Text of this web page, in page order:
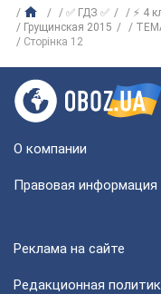
✅ ГДЗ ✅ ⚡ 4
Грущинская 2015
Сторінка 12
О компании
Правовая информация
Реклама на сайте
Редакционная